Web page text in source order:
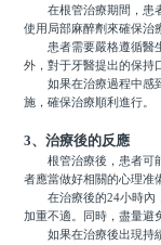
在根管治療期間，患者
使用局部麻醉劑來確保治
患者需要嚴格遵循醫生
外，對于牙醫提出的保持
如果在治療過程中感到
施，確保治療順利進行。
3、治療後的反應
根管治療後，患者可能
者應當做好相關的心理准
在治療後的24小時內，
加重不適。同時，盡量避
如果在治療後出現持續